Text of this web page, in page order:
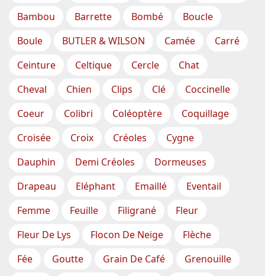
Bambou
Barrette Bombé
Boucle
Boule
BUTLER & WILSON Camée
Carré
Ceinture
Celtique Cercle
Chat
Cheval
Chien Clips Clé
Coccinelle
Coeur
Colibri Coléoptère
Coquillage
Croisée
Croix Créoles
Cygne
Dauphin
Demi Créoles
Dormeuses
Drapeau
Eléphant Emaillé
Eventail
Femme
Feuille Filigrané
Fleur
Fleur De Lys
Flocon De Neige
Flèche
Fée
Goutte Grain De Café
Grenouille